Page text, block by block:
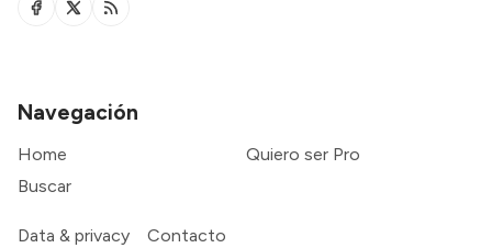
Navegación
Home
Quiero ser Pro
Buscar
Data & privacy Contacto